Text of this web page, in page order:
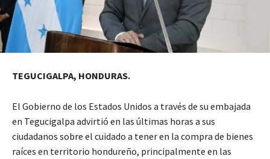
TEGUCIGALPA, HONDURAS.
El Gobierno de los Estados Unidos a través de su embajada
en Tegucigalpa advirtió en las últimas horas a sus
ciudadanos sobre el cuidado a tener en la compra de bienes
raíces en territorio hondureño, principalmente en las